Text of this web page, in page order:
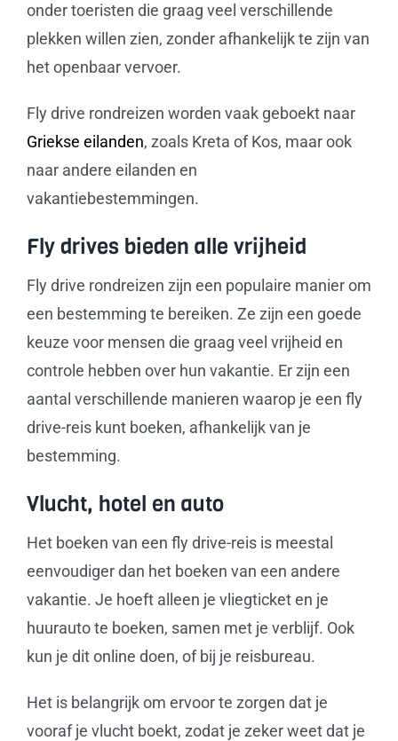
onder toeristen die graag veel verschillende
plekken willen zien, zonder afhankelijk te zijn van
het openbaar vervoer.
Fly drive rondreizen worden vaak geboekt naar
Griekse eilanden, zoals Kreta of Kos, maar ook
naar andere eilanden en
vakantiebestemmingen.
Fly drives bieden alle vrijheid
Fly drive rondreizen zijn een populaire manier om
een bestemming te bereiken. Ze zijn een goede
keuze voor mensen die graag veel vrijheid en
controle hebben over hun vakantie. Er zijn een
aantal verschillende manieren waarop je een fly
drive-reis kunt boeken, afhankelijk van je
bestemming.
Vlucht, hotel en auto
Het boeken van een fly drive-reis is meestal
eenvoudiger dan het boeken van een andere
vakantie. Je hoeft alleen je vliegticket en je
huurauto te boeken, samen met je verblijf. Ook
kun je dit online doen, of bij je reisbureau.
Het is belangrijk om ervoor te zorgen dat je
vooraf je vlucht boekt, zodat je zeker weet dat je